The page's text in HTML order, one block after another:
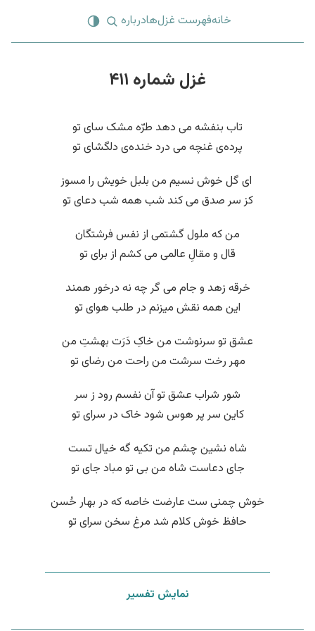
خانهفهرست غزل‌هادرباره
غزل شماره ۴۱۱
تاب بنفشه می دهد طرّه مشک سای تو
پرده‌ی غنچه می درد خنده‌ی دلگشای تو
‌ ای گل خوش نسیم من بلبل خویش را مسوز
کز سر صدق می کند شب همه شب دعای تو
من که ملول گشتمی از نفس فرشتگان
قال و مقالِ عالمی می کشم از برای تو
خرقه زهد و جام می گر چه نه درخور همند
این همه نقش میزنم در طلب هوای تو
عشق تو سرنوشت من خاکِ دَرَت بهشتِ من
مهر رخت سرشت من راحت من رضای تو
شور شراب عشق تو آن نفسم رود ز سر
کاین سر پر هوس شود خاک در سرای تو
شاه نشین چشم من تکیه گه خیال تست
جای دعاست شاه من بی تو مباد جای تو
خوش چمنی ست عارضت خاصه که در بهار حُسن
حافظ خوش کلام شد مرغ سخن سرای تو
نمایش تفسیر